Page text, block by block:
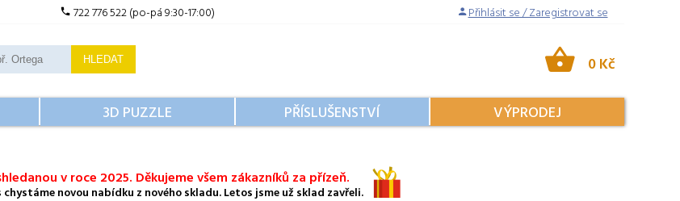
722 776 522 (po-pá 9:30-17:00) Přihlásit se / Zaregistrovat se
HLEDAT 0 Kč
3D PUZZLE PŘÍSLUŠENSTVÍ VÝPRODEJ
v roce 2025. Děkujeme všem zákazníků za přízeň.
novou nabídku z nového skladu. Letos jsme už sklad zavřeli.